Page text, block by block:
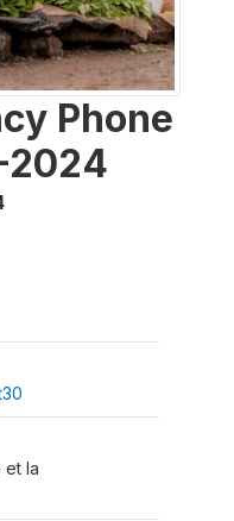
Phone
2024
et la